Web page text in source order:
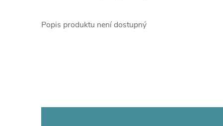
Popis produktu není dostupný